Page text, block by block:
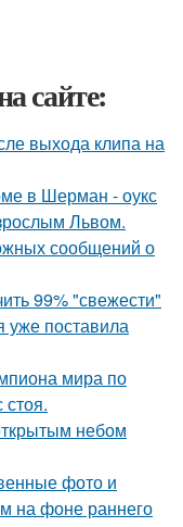
сайте:
выхода клипа на
в Шерман - оукс
Львом.
сообщений о
99% "свежести"
уже поставила
мира по
небом
фото и
на фоне раннего